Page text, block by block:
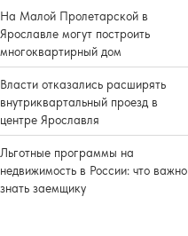
На Малой Пролетарской в
Ярославле могут построить
многоквартирный дом
Власти отказались расширять
внутриквартальный проезд в
центре Ярославля
Льготные программы на
недвижимость в России: что важно
знать заемщику